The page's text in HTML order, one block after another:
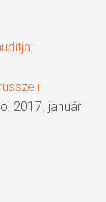
;
2017. január